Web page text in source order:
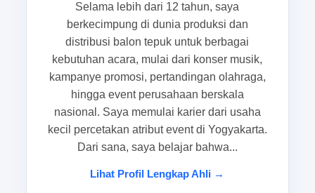
Menjelang acara, masalah yang paling sering
muncul bukan hanya soal jumlah peserta, tetapi
juga kepastian detail teknis. Ada perubahan
desain, revisi logo, penyesuaian jumlah, hingga
perubahan waktu kirim yang membuat persiapan
terasa semakin sempit. Kondisi ini sering terjadi
pada panitia event kampus, EO lokal, dan tim
promosi brand yang harus bergerak cepat meski
Selama lebih dari 12 tahun, saya
berkecimpung di dunia produksi dan
distribusi balon tepuk untuk berbagai
kebutuhan acara, mulai dari konser musik,
kampanye promosi, pertandingan olahraga,
hingga event perusahaan berskala
nasional. Saya memulai karier dari usaha
kecil percetakan atribut event di Yogyakarta.
Dari sana, saya belajar bahwa...
Lihat Profil Lengkap Ahli →